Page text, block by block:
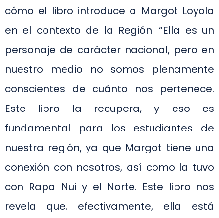
cómo el libro introduce a Margot Loyola
en el contexto de la Región: “Ella es un
personaje de carácter nacional, pero en
nuestro medio no somos plenamente
conscientes de cuánto nos pertenece.
Este libro la recupera, y eso es
fundamental para los estudiantes de
nuestra región, ya que Margot tiene una
conexión con nosotros, así como la tuvo
con Rapa Nui y el Norte. Este libro nos
revela que, efectivamente, ella está